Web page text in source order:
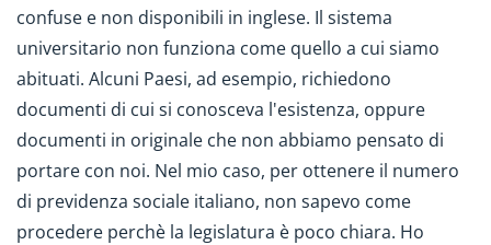
confuse e non disponibili in inglese. Il sistema
universitario non funziona come quello a cui siamo
abituati. Alcuni Paesi, ad esempio, richiedono
documenti di cui si conosceva l'esistenza, oppure
documenti in originale che non abbiamo pensato di
portare con noi. Nel mio caso, per ottenere il numero
di previdenza sociale italiano, non sapevo come
procedere perchè la legislatura è poco chiara. Ho